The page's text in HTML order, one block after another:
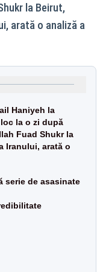
la Beirut,
arată o analiză a
Haniyeh la
la o zi după
Fuad Shukr la
Iranului, arată o
serie de asasinate